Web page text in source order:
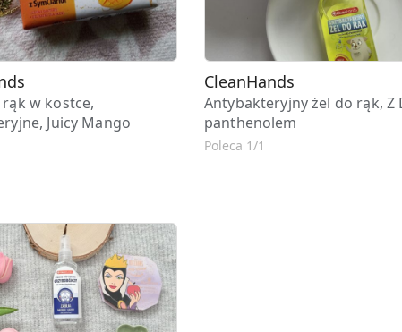
rąk w kostce,
Juicy Mango
CleanHands
Antybakteryjny żel do rąk, Z
panthenolem
Poleca 1/1